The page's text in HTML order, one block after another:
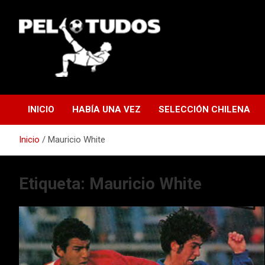
contenido
INICIO HABÍA UNA VEZ SELECCIÓN CHILENA
Inicio Mauricio White
Etiqueta: Mauricio White